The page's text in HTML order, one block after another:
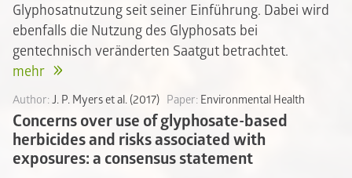
Glyphosatnutzung seit seiner Einführung. Dabei wird
ebenfalls die Nutzung des Glyphosats bei
gentechnisch veränderten Saatgut betrachtet.
mehr
Author:J. P. Myers et al. (2017) Paper: Environmental Health
Concerns over use of glyphosate-based
herbicides and risks associated with
exposures: a consensus statement